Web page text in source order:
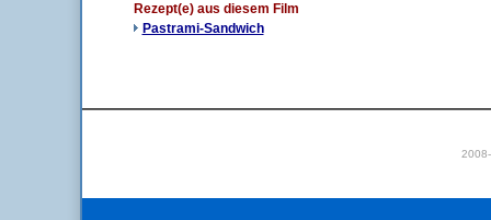
Rezept(e) aus diesem Film
Pastrami-Sandwich